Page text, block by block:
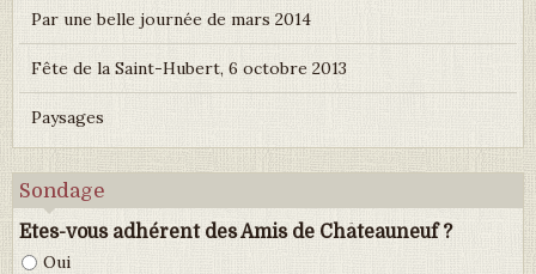
Par une belle journée de mars 2014
Fête de la Saint-Hubert, 6 octobre 2013
Paysages
Sondage
Etes-vous adhérent des Amis de Châteauneuf ?
Oui